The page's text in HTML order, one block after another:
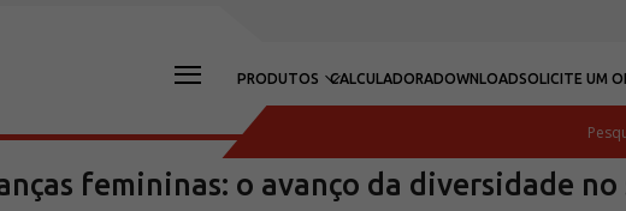
PRODUTOS CALCULADORADOWNLOADSOLICITE UM
femininas: o avanço da diversidade